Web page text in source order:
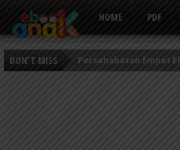
HOME PDF
DON'T MISS
Persahabatan Empat